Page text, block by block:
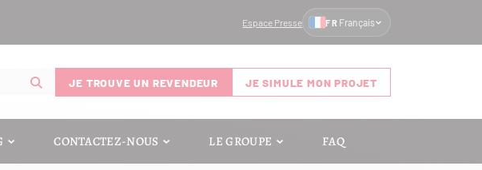
Espace Presse FR Français
JE TROUVE UN REVENDEUR JE SIMULE MON PROJET
CONTACTEZ-NOUS LE GROUPE FAQ